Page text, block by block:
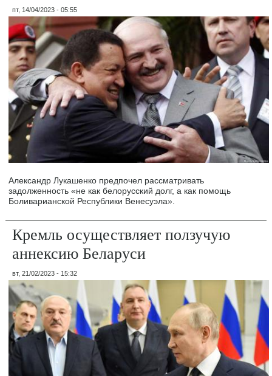
пт, 14/04/2023 - 05:55
Александр Лукашенко предпочел рассматривать
задолженность «не как белорусский долг, а как помощь
Боливарианской Республики Венесуэла».
Кремль осуществляет ползучую
аннексию Беларуси
вт, 21/02/2023 - 15:32